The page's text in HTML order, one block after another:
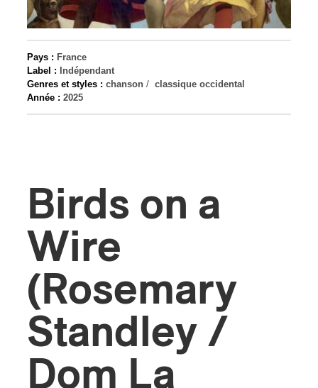
Pays : France
Label :
Indépendant
Genres et styles : chanson / classique occidental
Année : 2025
Birds on a
Wire
(Rosemary
Standley /
Dom La